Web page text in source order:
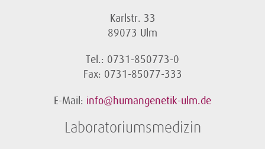
Karlstr. 33
89073 Ulm
Tel.: 0731-850773-0
Fax: 0731-85077-333
E-Mail: info@humangenetik-ulm.de
Laboratoriumsmedizin